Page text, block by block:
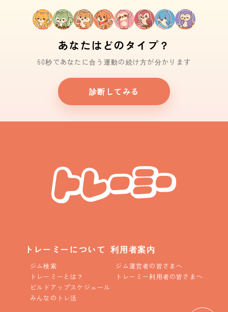
あなたはどのタイプ？
60秒であなたに合う運動の続け方が分かります
診断してみる
トレーミーについて
ジム検索
トレーミーとは？
ビルドアップスケジュール
みんなのトレ活
利用者案内
ジム運営者の皆さまへ
トレーミー利用者の皆さまへ